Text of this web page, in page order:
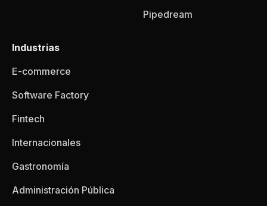
Pipedream
Industrias
E-commerce
Software Factory
Fintech
Internacionales
Gastronomía
Administración Pública